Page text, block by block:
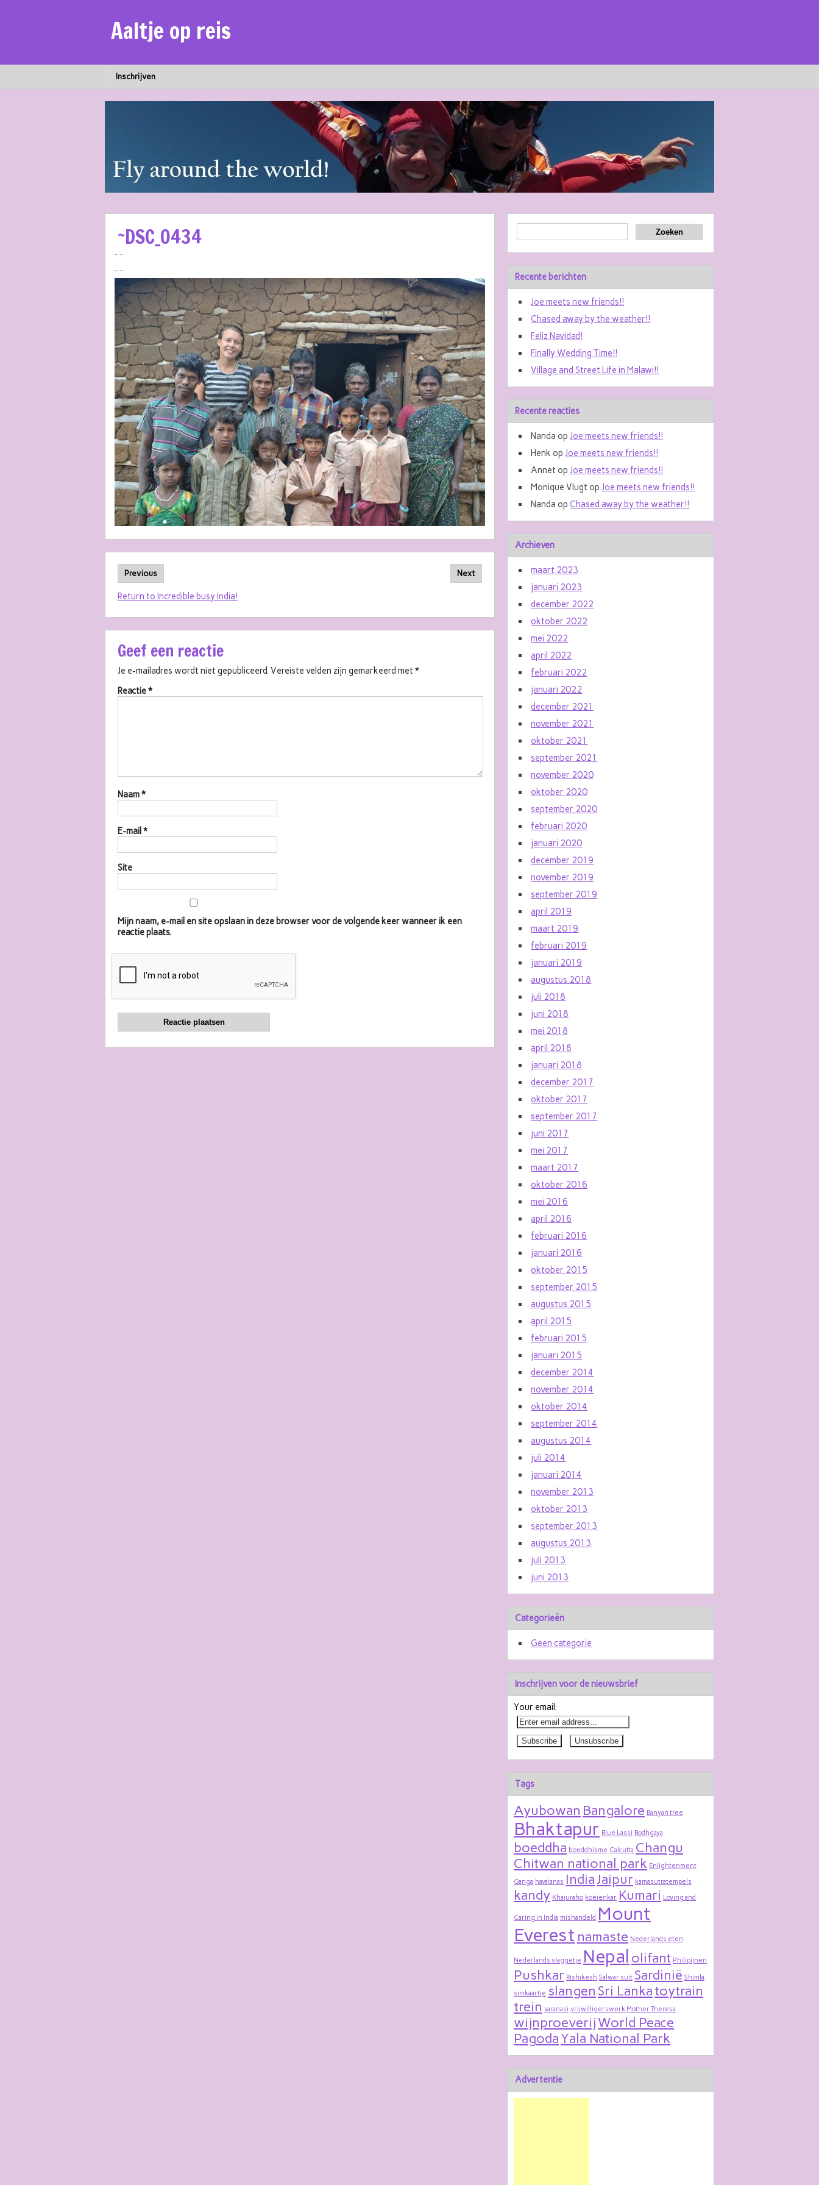
Aaltje op reis
Inschrijven
~DSC_0434
Previous Next
Return to Incredible busy India!
Geef een reactie
Je e-mailadres wordt niet gepubliceerd. Vereiste velden zijn gemarkeerd met *
Reactie*
Naam*
E-mail *
Site
Mijn naam, e-mail en site opslaan in deze browser voor de volgende keer wanneer ik een
reactie plaats.
Recente berichten
Joe meets new friends!!
Chased away by the weather!!
Feliz Navidad!
Finally Wedding Time!!
Village and Street Life in Malawi!!
Recente reacties
Nanda opJoe meets new friends!!
Henk opJoe meets new friends!!
Annet opJoe meets new friends!!
Monique Vlugt opJoe meets new friends!!
Nanda opChased away by the weather!!
Archieven
maart 2023
januari 2023
december 2022
oktober 2022
mei 2022
april 2022
februari 2022
januari 2022
december 2021
november 2021
oktober 2021
september 2021
november 2020
oktober 2020
september 2020
februari 2020
januari 2020
december 2019
november 2019
september 2019
april 2019
maart 2019
februari 2019
januari 2019
augustus 2018
juli 2018
juni 2018
mei 2018
april 2018
januari 2018
december 2017
oktober 2017
september 2017
juni 2017
mei 2017
maart 2017
oktober 2016
mei 2016
april 2016
februari 2016
januari 2016
oktober 2015
september 2015
augustus 2015
april 2015
februari 2015
januari 2015
december 2014
november 2014
oktober 2014
september 2014
augustus 2014
juli 2014
januari 2014
november 2013
oktober 2013
september 2013
augustus 2013
juli 2013
juni 2013
Categorieën
Geen categorie
Inschrijven voor de nieuwsbrief
Your email:
Tags
Ayubowan Bangalore Banyan tree
Bhaktapur Blue Lassi Bodhgaya
boeddha boeddhisme Calcutta Changu
Chitwan national park Enlightenment
Ganga havaianas IndiaJaipur kamasutratempels
kandy Khajuraho koeienkar Kumari Loving and
Caring in India mishandeld Mount
Everest namaste Nederlands eten
Nederlands vlaggetje Nepal olifant Philipijnen
Pushkar Rishikesh Salwar suit Sardinië Shimla
simkaartje slangen Sri Lankatoytrain
trein varanasi vrijwilligerswerk Mother Theresa
wijnproeverijWorld Peace
PagodaYala National Park
Advertentie